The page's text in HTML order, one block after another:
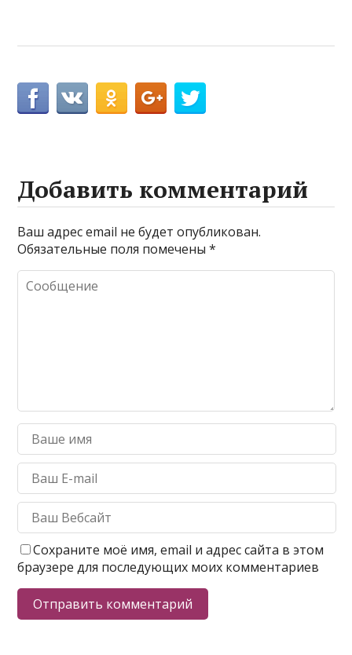
Добавить комментарий
Ваш адрес email не будет опубликован.
Обязательные поля помечены*
Сохраните моё имя, email и адрес сайта в этом
браузере для последующих моих комментариев